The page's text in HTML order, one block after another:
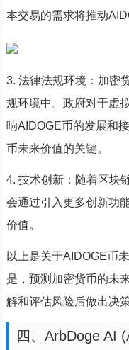
本交易的需求将推动
3. 法律法规环境：加密
规环境中。政府对于虚
响AIDOGE币的发展和
币未来价值的关键。
4. 技术创新：随着区块
会通过引入更多创新功
价值。
以上是关于AIDOGE币
是，预测加密货币的未
解和评估风险后做出决策
四、ArbDoge AI